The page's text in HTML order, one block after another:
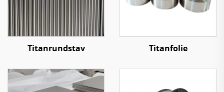
Titanrundstav Titanfolie